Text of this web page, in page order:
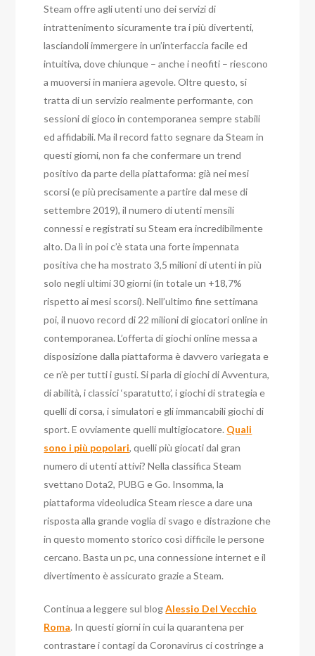
Steam offre agli utenti uno dei servizi di
intrattenimento sicuramente tra i più divertenti,
lasciandoli immergere in un’interfaccia facile ed
intuitiva, dove chiunque – anche i neofiti – riescono
a muoversi in maniera agevole. Oltre questo, si
tratta di un servizio realmente performante, con
sessioni di gioco in contemporanea sempre stabili
ed affidabili. Ma il record fatto segnare da Steam in
questi giorni, non fa che confermare un trend
positivo da parte della piattaforma: già nei mesi
scorsi (e più precisamente a partire dal mese di
settembre 2019), il numero di utenti mensili
connessi e registrati su Steam era incredibilmente
alto. Da lì in poi c’è stata una forte impennata
positiva che ha mostrato 3,5 milioni di utenti in più
solo negli ultimi 30 giorni (in totale un +18,7%
rispetto ai mesi scorsi). Nell’ultimo fine settimana
poi, il nuovo record di 22 milioni di giocatori online in
contemporanea. L’offerta di giochi online messa a
disposizione dalla piattaforma è davvero variegata e
ce n’è per tutti i gusti. Si parla di giochi di Avventura,
di abilità, i classici ‘sparatutto’, i giochi di strategia e
quelli di corsa, i simulatori e gli immancabili giochi di
sport. E ovviamente quelli multigiocatore. Quali
sono i più popolari, quelli più giocati dal gran
numero di utenti attivi? Nella classifica Steam
svettano Dota2, PUBG e Go. Insomma, la
piattaforma videoludica Steam riesce a dare una
risposta alla grande voglia di svago e distrazione che
in questo momento storico così difficile le persone
cercano. Basta un pc, una connessione internet e il
divertimento è assicurato grazie a Steam.
Continua a leggere sul blogAlessio Del Vecchio
Roma. In questi giorni in cui la quarantena per
contrastare i contagi da Coronavirus ci costringe a